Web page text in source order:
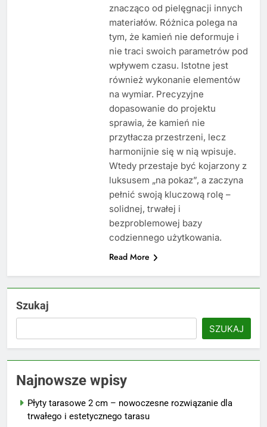
znacząco od pielęgnacji innych
materiałów. Różnica polega na
tym, że kamień nie deformuje i
nie traci swoich parametrów pod
wpływem czasu. Istotne jest
również wykonanie elementów
na wymiar. Precyzyjne
dopasowanie do projektu
sprawia, że kamień nie
przytłacza przestrzeni, lecz
harmonijnie się w nią wpisuje.
Wtedy przestaje być kojarzony z
luksusem „na pokaz”, a zaczyna
pełnić swoją kluczową rolę –
solidnej, trwałej i
bezproblemowej bazy
codziennego użytkowania.
Read More
Szukaj
SZUKAJ
Najnowsze wpisy
Płyty tarasowe 2 cm – nowoczesne rozwiązanie dla
trwałego i estetycznego tarasu